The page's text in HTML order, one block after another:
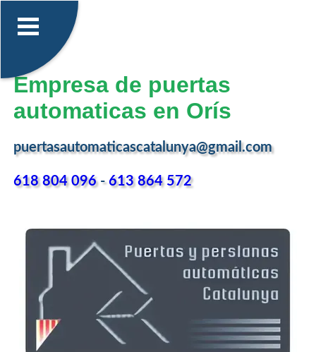
Empresa de puertas
automaticas en Orís
puertasautomaticascatalunya@gmail.com
618 804 096-613 864 572